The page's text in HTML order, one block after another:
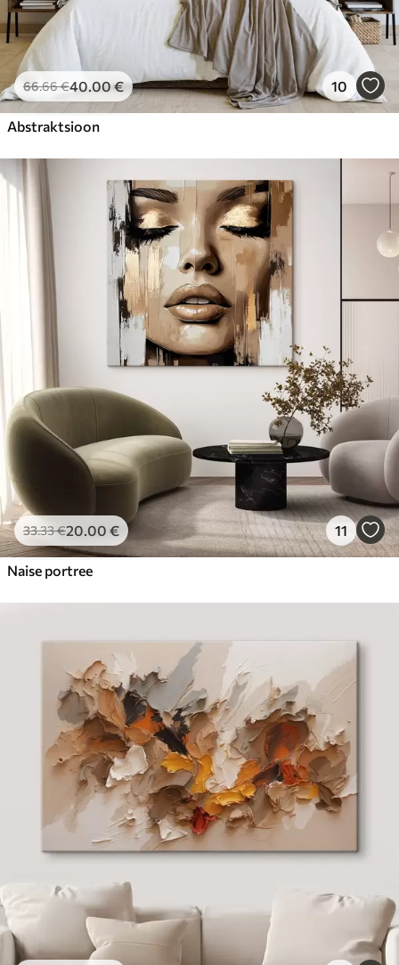
66.66€40.00€ 10
Abstraktsioon
33.33€20.00 € 11
Naise portree